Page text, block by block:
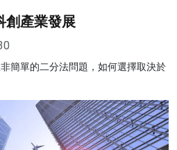
創產業發展
簡單的二分法問題，如何選擇取決於